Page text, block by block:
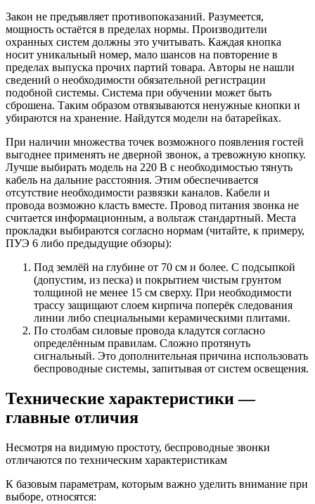
Закон не предъявляет противопоказаний. Разумеется,
мощность остаётся в пределах нормы. Производители
охранных систем должны это учитывать. Каждая кнопка
носит уникальный номер, мало шансов на повторение в
пределах выпуска прочих партий товара. Авторы не нашли
сведений о необходимости обязательной регистрации
подобной системы. Система при обучении может быть
сброшена. Таким образом отвязываются ненужные кнопки и
убираются на хранение. Найдутся модели на батарейках.
При наличии множества точек возможного появления гостей
выгоднее применять не дверной звонок, а тревожную кнопку.
Лучше выбирать модель на 220 В с необходимостью тянуть
кабель на дальние расстояния. Этим обеспечивается
отсутствие необходимости развязки каналов. Кабели и
провода возможно класть вместе. Провод питания звонка не
считается информационным, а вольтаж стандартный. Места
прокладки выбираются согласно нормам (читайте, к примеру,
ПУЭ 6 либо предыдущие обзоры):
Под землёй на глубине от 70 см и более. С подсыпкой
(допустим, из песка) и покрытием чистым грунтом
толщиной не менее 15 см сверху. При необходимости
трассу защищают слоем кирпича поперёк следования
линии либо специальными керамическими плитами.
По столбам силовые провода кладутся согласно
определённым правилам. Сложно протянуть
сигнальный. Это дополнительная причина использовать
беспроводные системы, запитывая от систем освещения.
Технические характеристики —
главные отличия
Несмотря на видимую простоту, беспроводные звонки
отличаются по техническим характеристикам
К базовым параметрам, которым важно уделить внимание при
выборе, относятся: